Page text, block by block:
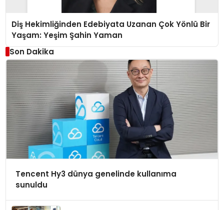
Diş Hekimliğinden Edebiyata Uzanan Çok Yönlü Bir
Yaşam: Yeşim Şahin Yaman
Son Dakika
Tencent Hy3 dünya genelinde kullanıma
sunuldu